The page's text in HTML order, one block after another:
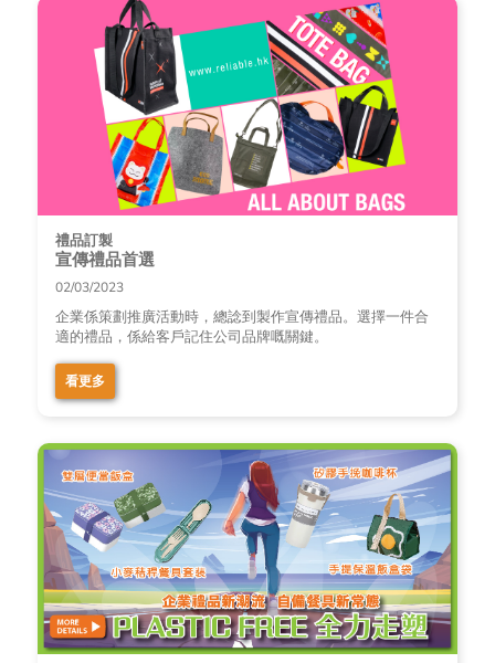
禮品訂製
宣傳禮品首選
02/03/2023
企業係策劃推廣活動時，總諗到製作宣傳禮品。選擇一件合
適的禮品，係給客戶記住公司品牌嘅關鍵。
看更多